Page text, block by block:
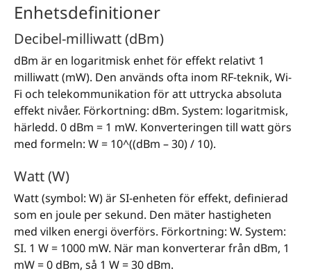
Enhetsdefinitioner
Decibel-milliwatt (dBm)
dBm är en logaritmisk enhet för effekt relativt 1
milliwatt (mW). Den används ofta inom RF-teknik, Wi-
Fi och telekommunikation för att uttrycka absoluta
effekt nivåer. Förkortning: dBm. System: logaritmisk,
härledd. 0 dBm = 1 mW. Konverteringen till watt görs
med formeln: W = 10^((dBm – 30) / 10).
Watt (W)
Watt (symbol: W) är SI-enheten för effekt, definierad
som en joule per sekund. Den mäter hastigheten
med vilken energi överförs. Förkortning: W. System:
SI. 1 W = 1000 mW. När man konverterar från dBm, 1
mW = 0 dBm, så 1 W = 30 dBm.